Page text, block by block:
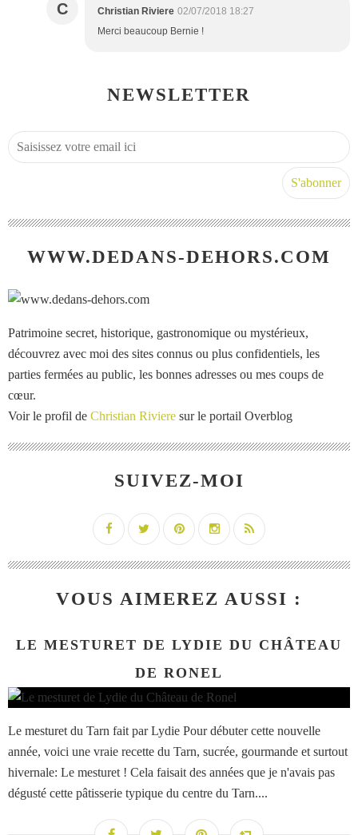
C Christian Riviere 02/07/2018 18:27
Merci beaucoup Bernie !
NEWSLETTER
WWW.DEDANS-DEHORS.COM
Patrimoine secret, historique, gastronomique ou mystérieux,
découvrez avec moi des sites connus ou plus confidentiels, les
parties fermées au public, les bonnes adresses ou mes coups de
cœur.
Voir le profil de Christian Riviere sur le portail Overblog
SUIVEZ-MOI
VOUS AIMEREZ AUSSI :
LE MESTURET DE LYDIE DU CHÂTEAU
DE RONEL
Le mesturet du Tarn fait par Lydie Pour débuter cette nouvelle
année, voici une vraie recette du Tarn, sucrée, gourmande et surtout
hivernale: Le mesturet ! Cela faisait des années que je n'avais pas
dégusté cette pâtisserie typique du centre du Tarn....